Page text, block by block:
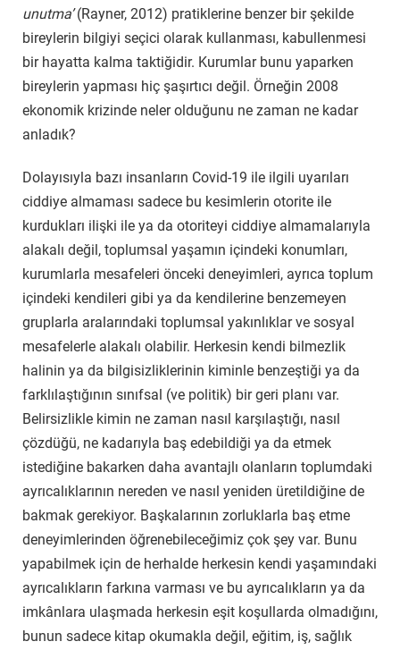
unutma’(Rayner, 2012) pratiklerine benzer bir şekilde
bireylerin bilgiyi seçici olarak kullanması, kabullenmesi
bir hayatta kalma taktiğidir. Kurumlar bunu yaparken
bireylerin yapması hiç şaşırtıcı değil. Örneğin 2008
ekonomik krizinde neler olduğunu ne zaman ne kadar
anladık?
Dolayısıyla bazı insanların Covid-19 ile ilgili uyarıları
ciddiye almaması sadece bu kesimlerin otorite ile
kurdukları ilişki ile ya da otoriteyi ciddiye almamalarıyla
alakalı değil, toplumsal yaşamın içindeki konumları,
kurumlarla mesafeleri önceki deneyimleri, ayrıca toplum
içindeki kendileri gibi ya da kendilerine benzemeyen
gruplarla aralarındaki toplumsal yakınlıklar ve sosyal
mesafelerle alakalı olabilir. Herkesin kendi bilmezlik
halinin ya da bilgisizliklerinin kiminle benzeştiği ya da
farklılaştığının sınıfsal (ve politik) bir geri planı var.
Belirsizlikle kimin ne zaman nasıl karşılaştığı, nasıl
çözdüğü, ne kadarıyla baş edebildiği ya da etmek
istediğine bakarken daha avantajlı olanların toplumdaki
ayrıcalıklarının nereden ve nasıl yeniden üretildiğine de
bakmak gerekiyor. Başkalarının zorluklarla baş etme
deneyimlerinden öğrenebileceğimiz çok şey var. Bunu
yapabilmek için de herhalde herkesin kendi yaşamındaki
ayrıcalıkların farkına varması ve bu ayrıcalıkların ya da
imkânlara ulaşmada herkesin eşit koşullarda olmadığını,
bunun sadece kitap okumakla değil, eğitim, iş, sağlık